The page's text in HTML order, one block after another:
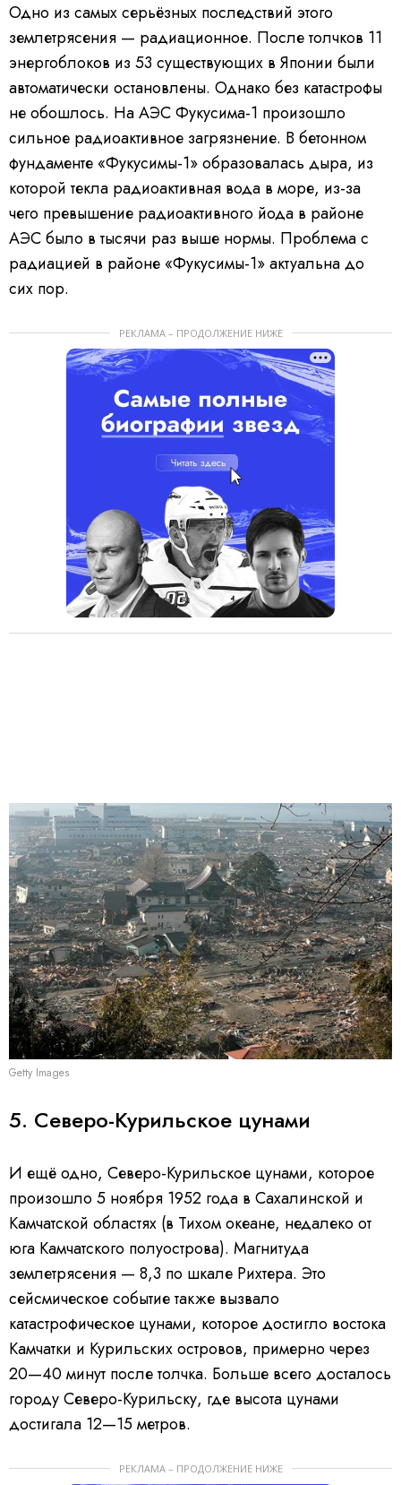
Одно из самых серьёзных последствий этого
землетрясения — радиационное. После толчков 11
энергоблоков из 53 существующих в Японии были
автоматически остановлены. Однако без катастрофы
не обошлось. На АЭС Фукусима-1 произошло
сильное радиоактивное загрязнение. В бетонном
фундаменте «Фукусимы-1» образовалась дыра, из
которой текла радиоактивная вода в море, из-за
чего превышение радиоактивного йода в районе
АЭС было в тысячи раз выше нормы. Проблема с
радиацией в районе «Фукусимы-1» актуальна до
сих пор.
РЕКЛАМА – ПРОДОЛЖЕНИЕ НИЖЕ
Getty Images
5. Северо-Курильское цунами
И ещё одно, Северо-Курильское цунами, которое
произошло 5 ноября 1952 года в Сахалинской и
Камчатской областях (в Тихом океане, недалеко от
юга Камчатского полуострова). Магнитуда
землетрясения — 8,3 по шкале Рихтера. Это
сейсмическое событие также вызвало
катастрофическое цунами, которое достигло востока
Камчатки и Курильских островов, примерно через
20—40 минут после толчка. Больше всего досталось
городу Северо-Курильску, где высота цунами
достигала 12—15 метров.
РЕКЛАМА – ПРОДОЛЖЕНИЕ НИЖЕ